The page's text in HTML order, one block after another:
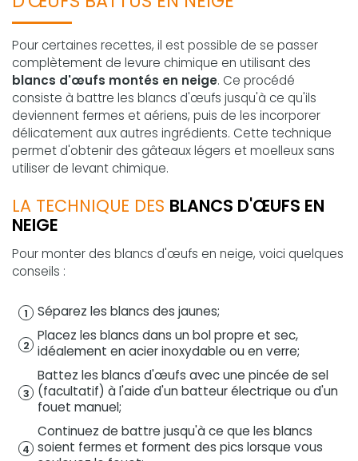
Pour certaines recettes, il est possible de se passer
complètement de levure chimique en utilisant des
blancs d'œufs montés en neige. Ce procédé
consiste à battre les blancs d'œufs jusqu'à ce qu'ils
deviennent fermes et aériens, puis de les incorporer
délicatement aux autres ingrédients. Cette technique
permet d'obtenir des gâteaux légers et moelleux sans
utiliser de levant chimique.
LA TECHNIQUE DES BLANCS D'ŒUFS EN
NEIGE
Pour monter des blancs d'œufs en neige, voici quelques
conseils :
Séparez les blancs des jaunes;
Placez les blancs dans un bol propre et sec,
idéalement en acier inoxydable ou en verre;
Battez les blancs d'œufs avec une pincée de sel
(facultatif) à l'aide d'un batteur électrique ou d'un
fouet manuel;
Continuez de battre jusqu'à ce que les blancs
soient fermes et forment des pics lorsque vous